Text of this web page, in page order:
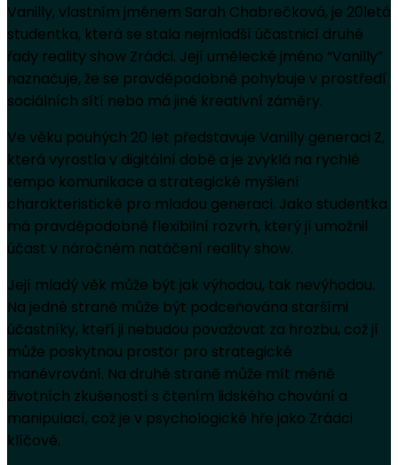
Vanilly, vlastním jménem Sarah Chabrečková, je 20letá
studentka, která se stala nejmladší účastnicí druhé
řady reality show Zrádci. Její umělecké jméno “Vanilly”
naznačuje, že se pravděpodobně pohybuje v prostředí
sociálních sítí nebo má jiné kreativní záměry.
Ve věku pouhých 20 let představuje Vanilly generaci Z,
která vyrostla v digitální době a je zvyklá na rychlé
tempo komunikace a strategické myšlení
charakteristické pro mladou generaci. Jako studentka
má pravděpodobně flexibilní rozvrh, který jí umožnil
účast v náročném natáčení reality show.
Její mladý věk může být jak výhodou, tak nevýhodou.
Na jedné straně může být podceňována staršími
účastníky, kteří ji nebudou považovat za hrozbu, což jí
může poskytnou prostor pro strategické
manévrování. Na druhé straně může mít méně
životních zkušeností s čtením lidského chování a
manipulací, což je v psychologické hře jako Zrádci
klíčové.